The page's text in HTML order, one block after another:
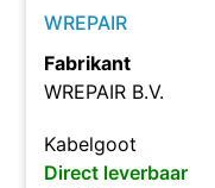
WREPAIR
Fabrikant
WREPAIR B.V.
Kabelgoot
Direct leverbaar